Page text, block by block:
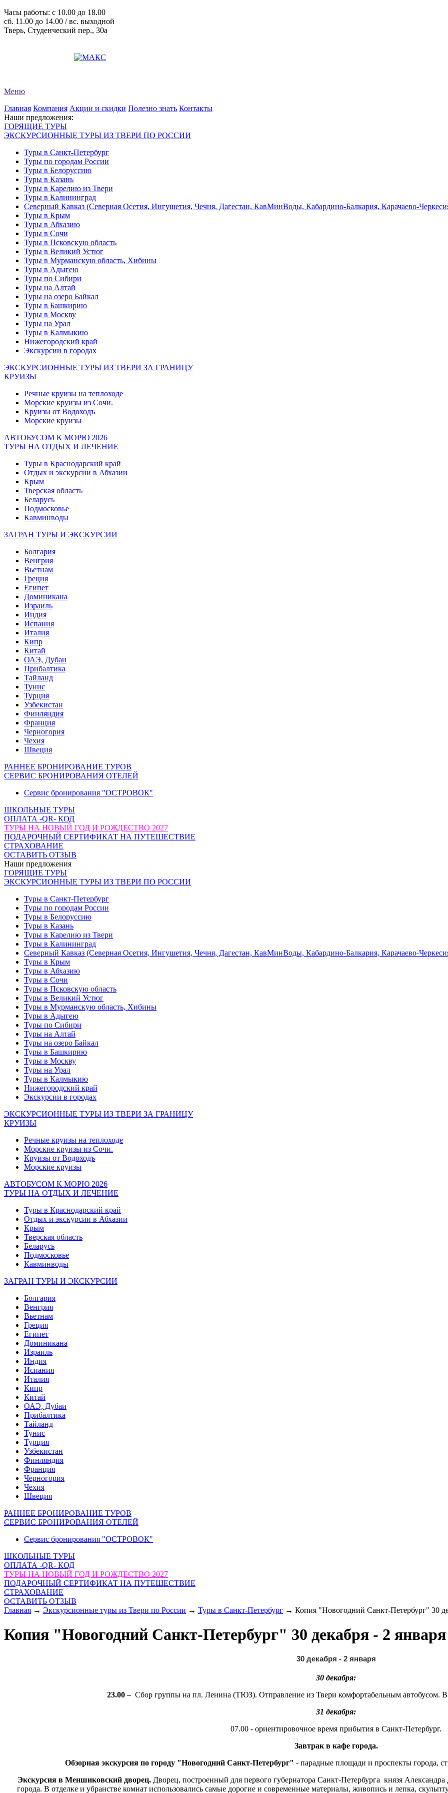
Часы работы: c 10.00 до 18.00
сб. 11.00 до 14.00 / вс. выходной
Тверь, Студенческий пер., 30а
Меню
Главная Компания Акции и скидки Полезно знать Контакты
Наши предложения:
ГОРЯЩИЕ ТУРЫ
ЭКСКУРСИОННЫЕ ТУРЫ ИЗ ТВЕРИ ПО РОССИИ
Туры в Санкт-Петербург
Туры по городам России
Туры в Белоруссию
Туры в Казань
Туры в Карелию из Твери
Туры в Калининград
Северный Кавказ (Северная Осетия, Ингушетия, Чечня, Дагестан, КавМинВоды, Кабардино-Балкария, Карачаево-
Туры в Крым
Туры в Абхазию
Туры в Сочи
Туры в Псковскую область
Туры в Великий Устюг
Туры в Мурманскую область, Хибины
Туры в Адыгею
Туры по Сибири
Туры на Алтай
Туры на озеро Байкал
Туры в Башкирию
Туры в Москву
Туры на Урал
Туры в Калмыкию
Нижегородский край
Экскурсии в городах
ЭКСКУРСИОННЫЕ ТУРЫ ИЗ ТВЕРИ ЗА ГРАНИЦУ
КРУИЗЫ
Речные круизы на теплоходе
Морские круизы из Сочи.
Круизы от Водоходъ
Морские круизы
АВТОБУСОМ К МОРЮ 2026
ТУРЫ НА ОТДЫХ И ЛЕЧЕНИЕ
Туры в Краснодарский край
Отдых и экскурсии в Абхазии
Крым
Тверская область
Беларусь
Подмосковье
Кавминводы
ЗАГРАН ТУРЫ И ЭКСКУРСИИ
Болгария
Венгрия
Вьетнам
Греция
Египет
Доминикана
Израиль
Индия
Испания
Италия
Кипр
Китай
ОАЭ, Дубаи
Прибалтика
Тайланд
Тунис
Турция
Узбекистан
Финляндия
Франция
Черногория
Чехия
Швеция
РАННЕЕ БРОНИРОВАНИЕ ТУРОВ
СЕРВИС БРОНИРОВАНИЯ ОТЕЛЕЙ
Сервис бронирования "ОСТРОВОК"
ШКОЛЬНЫЕ ТУРЫ
ОПЛАТА -QR- КОД
ТУРЫ НА НОВЫЙ ГОД И РОЖДЕСТВО 2027
ПОДАРОЧНЫЙ СЕРТИФИКАТ НА ПУТЕШЕСТВИЕ
СТРАХОВАНИЕ
ОСТАВИТЬ ОТЗЫВ
Наши предложения
ГОРЯЩИЕ ТУРЫ
ЭКСКУРСИОННЫЕ ТУРЫ ИЗ ТВЕРИ ПО РОССИИ
Туры в Санкт-Петербург
Туры по городам России
Туры в Белоруссию
Туры в Казань
Туры в Карелию из Твери
Туры в Калининград
Северный Кавказ (Северная Осетия, Ингушетия, Чечня, Дагестан, КавМинВоды, Кабардино-Балкария, Карачаево-
Туры в Крым
Туры в Абхазию
Туры в Сочи
Туры в Псковскую область
Туры в Великий Устюг
Туры в Мурманскую область, Хибины
Туры в Адыгею
Туры по Сибири
Туры на Алтай
Туры на озеро Байкал
Туры в Башкирию
Туры в Москву
Туры на Урал
Туры в Калмыкию
Нижегородский край
Экскурсии в городах
ЭКСКУРСИОННЫЕ ТУРЫ ИЗ ТВЕРИ ЗА ГРАНИЦУ
КРУИЗЫ
Речные круизы на теплоходе
Морские круизы из Сочи.
Круизы от Водоходъ
Морские круизы
АВТОБУСОМ К МОРЮ 2026
ТУРЫ НА ОТДЫХ И ЛЕЧЕНИЕ
Туры в Краснодарский край
Отдых и экскурсии в Абхазии
Крым
Тверская область
Беларусь
Подмосковье
Кавминводы
ЗАГРАН ТУРЫ И ЭКСКУРСИИ
Болгария
Венгрия
Вьетнам
Греция
Египет
Доминикана
Израиль
Индия
Испания
Италия
Кипр
Китай
ОАЭ, Дубаи
Прибалтика
Тайланд
Тунис
Турция
Узбекистан
Финляндия
Франция
Черногория
Чехия
Швеция
РАННЕЕ БРОНИРОВАНИЕ ТУРОВ
СЕРВИС БРОНИРОВАНИЯ ОТЕЛЕЙ
Сервис бронирования "ОСТРОВОК"
ШКОЛЬНЫЕ ТУРЫ
ОПЛАТА -QR- КОД
ТУРЫ НА НОВЫЙ ГОД И РОЖДЕСТВО 2027
ПОДАРОЧНЫЙ СЕРТИФИКАТ НА ПУТЕШЕСТВИЕ
СТРАХОВАНИЕ
ОСТАВИТЬ ОТЗЫВ
Главная → Экскурсионные туры из Твери по России → Туры в Санкт-Петербург → Копия "Новогодний Санкт-Петербург" 30
Копия "Новогодний Санкт-Петербург" 30 декабря - 2
30 декабря - 2 января
30 декабря:
23.00 – Сбор группы на пл. Ленина (ТЮЗ). Отправление из Твери комфортабельным автобусом. В
31 декабря:
07.00 - ориентировочное время прибытия в Санкт-Петербург.
Завтрак в кафе города.
Обзорная экскурсия по городу "Новогодний Санкт-Петербург" - парадные площади и проспекты города,
Экскурсия в Меншиковский дворец.Дворец, построенный для первого губернатора Санкт-Петербурга князя
города. В отделке и убранстве комнат использовались самые дорогие и современные материалы, живопись и лепка,